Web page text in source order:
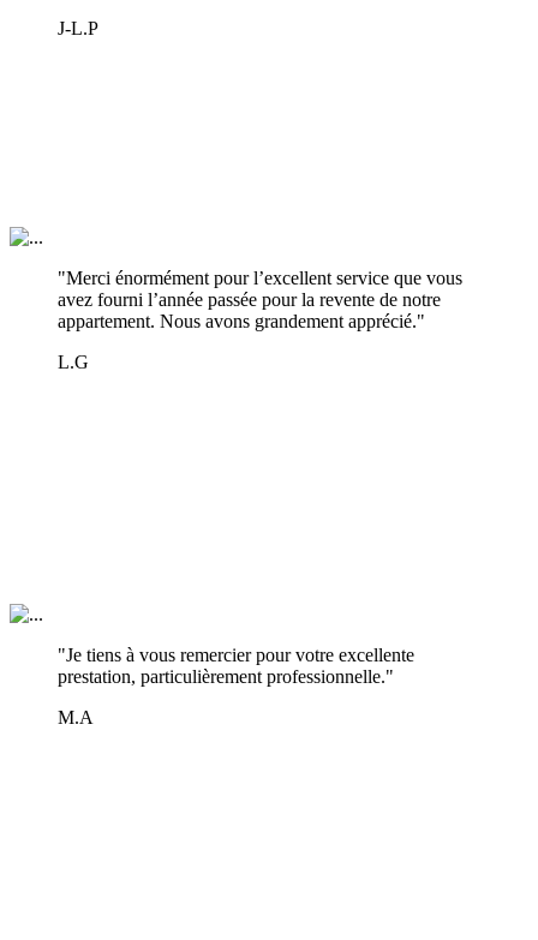
J-L.P
"Merci énormément pour l’excellent service que vous
avez fourni l’année passée pour la revente de notre
appartement. Nous avons grandement apprécié."
L.G
"Je tiens à vous remercier pour votre excellente
prestation, particulièrement professionnelle."
M.A